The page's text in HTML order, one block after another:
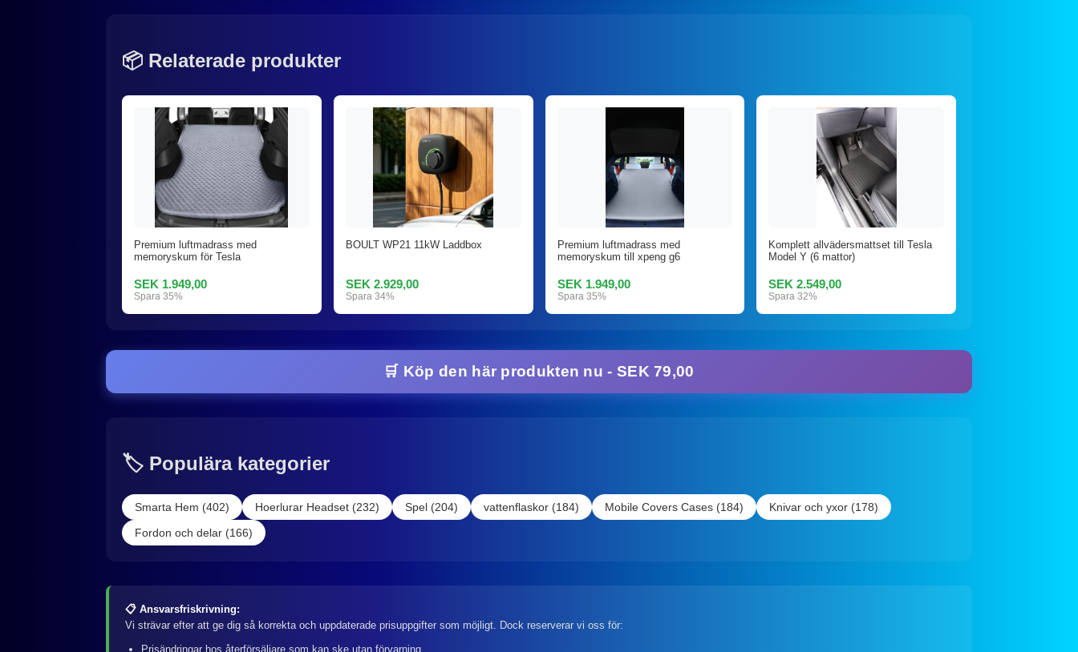
📦 Relaterade produkter
Premium luftmadrass med
memoryskum för Tesla
SEK 1.949,00
Spara 35%
BOULT WP21 11kW Laddbox
SEK 2.929,00
Spara 34%
Premium luftmadrass med
memoryskum till xpeng g6
SEK 1.949,00
Spara 35%
Komplett allvädersmattset till Tesla
Model Y (6 mattor)
SEK 2.549,00
Spara 32%
🛒 Köp den här produkten nu - SEK 79,00
🏷️ Populära kategorier
Smarta Hem (402) Hoerlurar Headset (232) Spel (204) vattenflaskor (184) Mobile Covers Cases (184)
Knivar och yxor (178)
Fordon och delar (166)
📋 Ansvarsfriskrivning:
Vi strävar efter att ge dig så korrekta och uppdaterade prisuppgifter som möjligt. Dock reserverar vi oss för:
Prisändringar hos återförsäljare som kan ske utan förvarning